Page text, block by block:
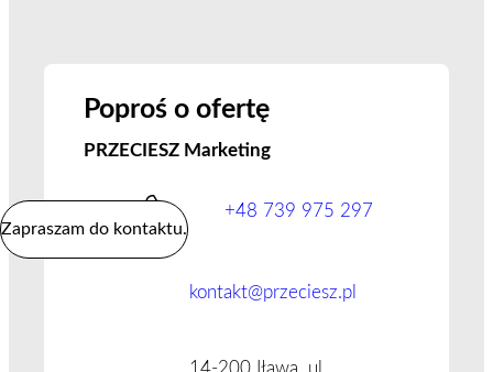
Poproś o ofertę
PRZECIESZ Marketing
+48 739 975 297
kontakt@przeciesz.pl
14-200 Iława, ul.
Zapraszam do kontaktu.